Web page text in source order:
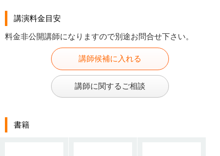
講演料金目安
料金非公開講師になりますので別途お問合せ下さい。
講師候補に入れる
講師に関するご相談
書籍